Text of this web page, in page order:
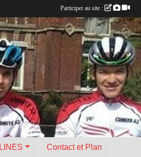
Contact et Plan
Participer au site :